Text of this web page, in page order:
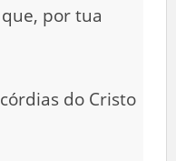
por tua
do Cristo